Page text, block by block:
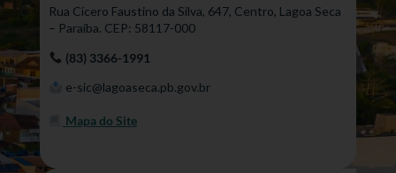
Rua Cícero Faustino da Silva, 647, Centro, Lagoa Seca
– Paraíba. CEP: 58117-000
(83) 3366-1991
e-sic@lagoaseca.pb.gov.br
Mapa do Site